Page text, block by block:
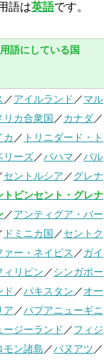
語は英語です。
語にしている国
／アイルランド ／マル
リカ合衆国 ／カナダ／
カ ／ トリニダード・ト
リーズ／バハマ ／バル
セントルシア ／グレナ
トビンセント・グレナ
／アンティグア・バー
ドミニカ国 ／セントク
ァー・ネイビス ／ガイ
ィリピン ／シンガポー
ド ／パキスタン ／オー
ア ／パプアニューギニ
ージーランド ／フィジ
モン諸島 ／バヌアツ ／